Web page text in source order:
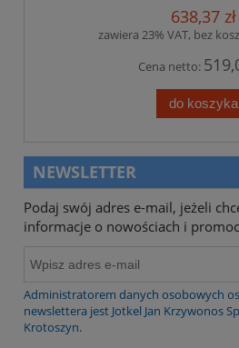
638,37 zł
zawiera 23% VAT, bez
Cena netto:
do koszyka
NEWSLETTER
Podaj swój adres e-mail, jeżeli
informacje o nowościach i
Administratorem danych osobowych
newslettera jest Jotkel Jan Krzywonos
Krotoszyn.